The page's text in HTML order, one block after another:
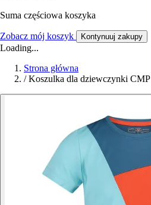
Suma częściowa koszyka
Zobacz mój koszyk Kontynuuj zakupy
Loading...
Strona główna
/ Koszulka dla dziewczynki CMP